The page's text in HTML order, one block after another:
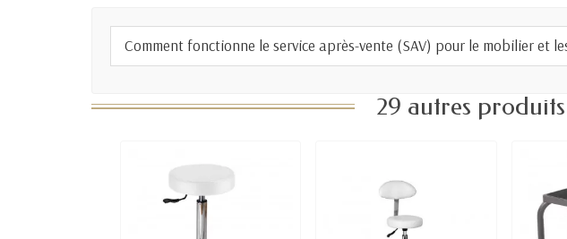
Comment fonctionne le service après-vente (SAV) pour le mobilier et
29 autres